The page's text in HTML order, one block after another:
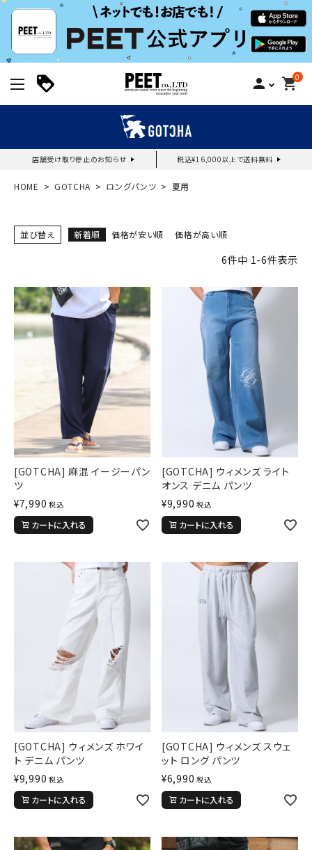
person 0
shopping_cart
店舗受け取り停止のお知らせ 税込¥16,000以上で送料無料
新規会員登録｜ログイン
ご利用ガイド
ブランドメニュー
新着アイテム
スタイリング
ニュース・特集
ランキング
お問い合わせ
詳しい条件から探す
HOME GOTCHA ロングパンツ 夏用
並び替え 新着順 価格が安い順 価格が高い順
6件中 1-6件表示
[GOTCHA] 麻混 イージーパン
ツ
¥7,990 税込
カートに入れる
[GOTCHA] ウィメンズ ライト
オンス デニム パンツ
¥9,990 税込
カートに入れる
[GOTCHA] ウィメンズ ホワイ
ト デニム パンツ
¥9,990 税込
カートに入れる
[GOTCHA] ウィメンズ スウェ
ット ロング パンツ
¥6,990 税込
カートに入れる